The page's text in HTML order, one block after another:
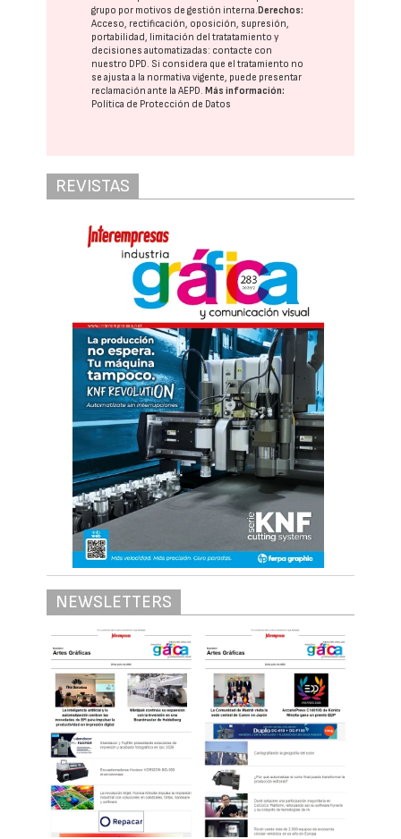
grupo por motivos de gestión interna.Derechos:
Acceso, rectificación, oposición, supresión,
portabilidad, limitación del tratatamiento y
decisiones automatizadas: contacte con
nuestro DPD. Si considera que el tratamiento no
se ajusta a la normativa vigente, puede presentar
reclamación ante laAEPD.Más información:
Política de Protección de Datos
REVISTAS
NEWSLETTERS